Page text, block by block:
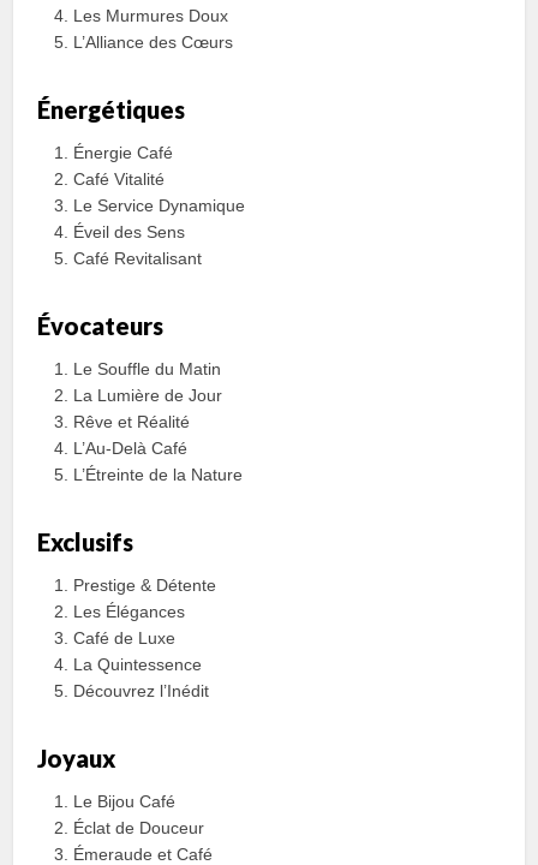
Les Murmures Doux
L’Alliance des Cœurs
Énergétiques
Énergie Café
Café Vitalité
Le Service Dynamique
Éveil des Sens
Café Revitalisant
Évocateurs
Le Souffle du Matin
La Lumière de Jour
Rêve et Réalité
L’Au-Delà Café
L’Étreinte de la Nature
Exclusifs
Prestige & Détente
Les Élégances
Café de Luxe
La Quintessence
Découvrez l’Inédit
Joyaux
Le Bijou Café
Éclat de Douceur
Émeraude et Café